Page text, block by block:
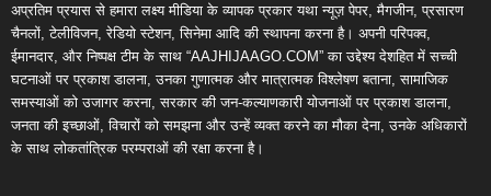
अप्रतिम प्रयास से हमारा लक्ष्य मीडिया के व्यापक प्रकार यथा न्यूज़ पेपर, मैगजीन, प्रसारण
चैनलों, टेलीविजन, रेडियो स्टेशन, सिनेमा आदि की स्थापना करना है। अपनी परिपक्व,
ईमानदार, और निष्पक्ष टीम के साथ “AAJHIJAAGO.COM” का उद्देश्य देशहित में सच्ची
घटनाओं पर प्रकाश डालना, उनका गुणात्मक और मात्रात्मक विश्लेषण बताना, सामाजिक
समस्याओं को उजागर करना, सरकार की जन-कल्याणकारी योजनाओं पर प्रकाश डालना,
जनता की इच्छाओं, विचारों को समझना और उन्हें व्यक्त करने का मौका देना, उनके अधिकारों
के साथ लोकतांत्रिक परम्पराओं की रक्षा करना है।